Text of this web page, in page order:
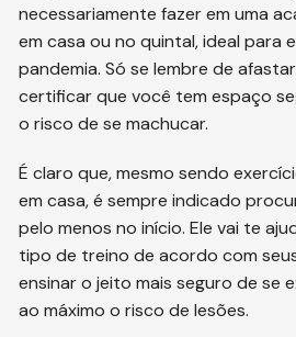
necessariamente fazer em uma
em casa ou no quintal, ideal para
pandemia. Só se lembre de
certificar que você tem espaço
o risco de se machucar.
É claro que, mesmo sendo
em casa, é sempre indicado
pelo menos no início. Ele vai te
tipo de treino de acordo com
ensinar o jeito mais seguro de se
ao máximo o risco de lesões.